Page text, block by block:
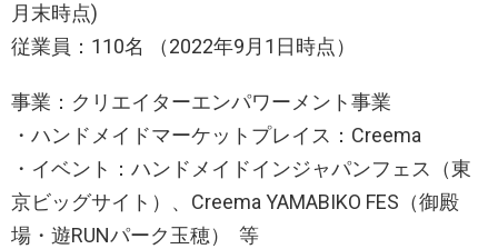
月末時点)
従業員：110名 （2022年9月1日時点）
事業：クリエイターエンパワーメント事業
・ハンドメイドマーケットプレイス：Creema
・イベント：ハンドメイドインジャパンフェス（東
京ビッグサイト）、Creema YAMABIKO FES（御殿
場・遊RUNパーク玉穂） 等